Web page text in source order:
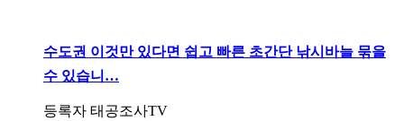
수도권 이것만 있다면 쉽고 빠른 초간단 낚시바늘 묶을
수 있습니…
등록자 태공조사TV